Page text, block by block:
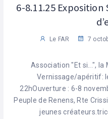
6-8.11.25
Le FAR 7
Association "Et si...", la
Vernissage/apéritif:
22hOuverture : 6-8
Peuple de Renens, Rte
jeunes